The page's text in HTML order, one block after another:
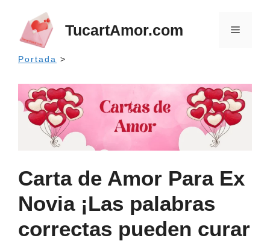
contenido
TucartAmor.com Menú
Portada >
Carta de Amor Para Ex
Novia ¡Las palabras
correctas pueden curar